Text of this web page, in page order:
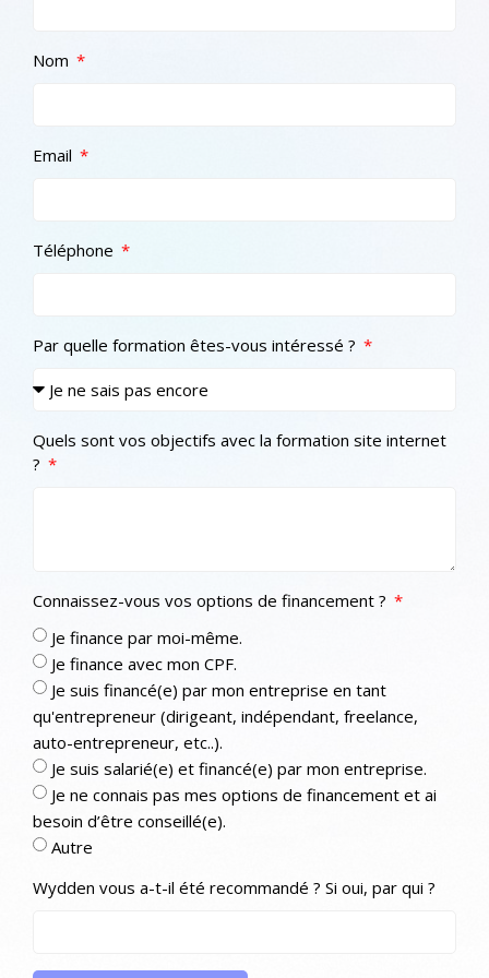
Nom
Email
Téléphone
Par quelle formation êtes-vous intéressé ?
Quels sont vos objectifs avec la formation site internet
?
Connaissez-vous vos options de financement ?
Je finance par moi-même.
Je finance avec mon CPF.
Je suis financé(e) par mon entreprise en tant
qu'entrepreneur (dirigeant, indépendant, freelance,
auto-entrepreneur, etc..).
Je suis salarié(e) et financé(e) par mon entreprise.
Je ne connais pas mes options de financement et ai
besoin d’être conseillé(e).
Autre
Wydden vous a-t-il été recommandé ? Si oui, par qui ?